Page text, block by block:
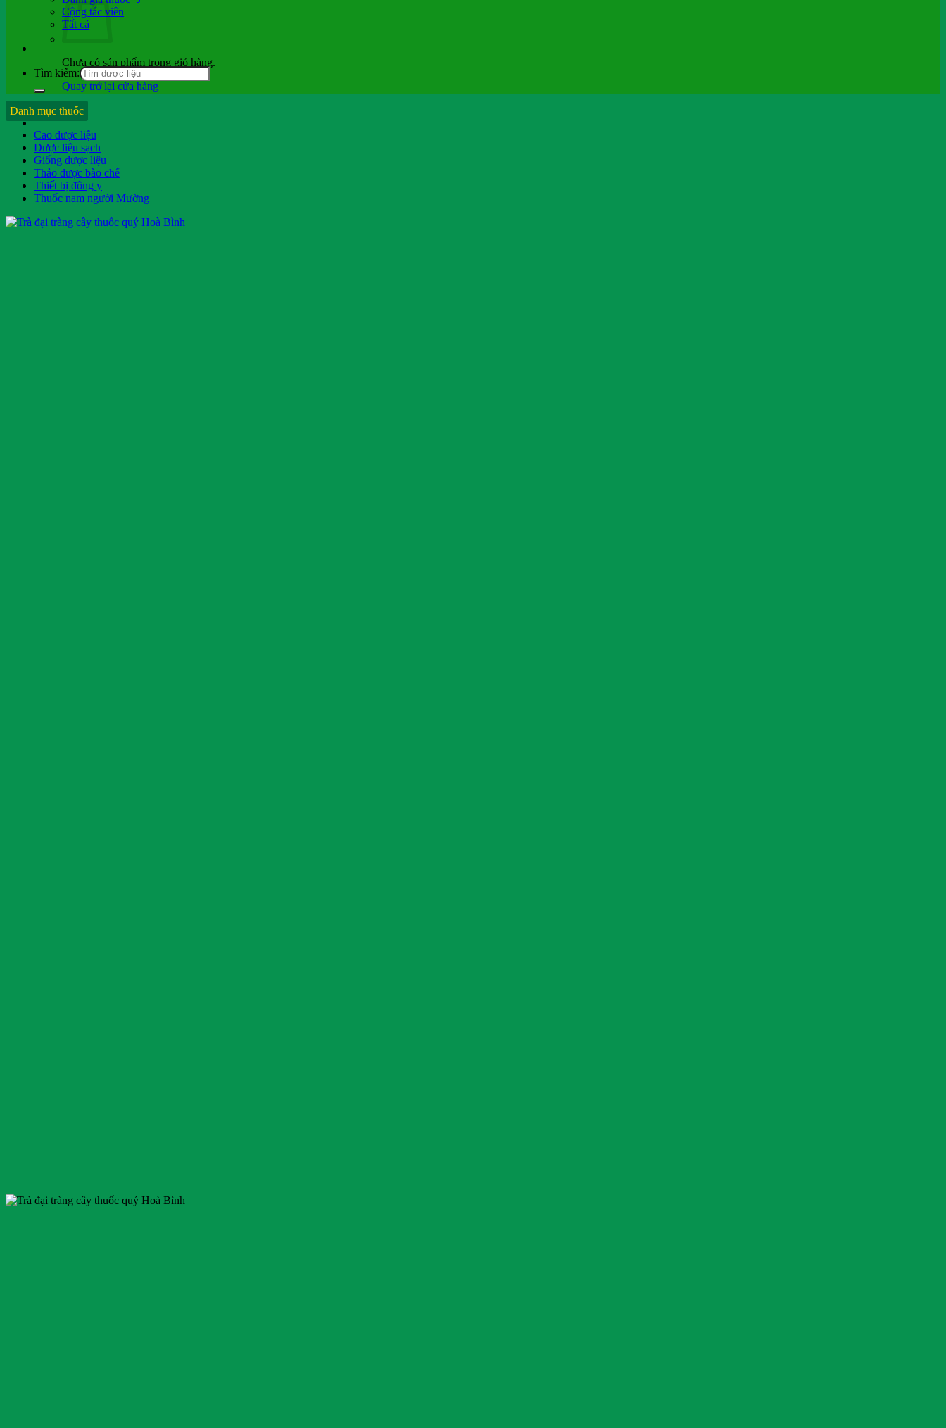
Chưa có sản phẩm trong giỏ hàng.
Quay trở lại cửa hàng
Hỏi b.sĩ
Cộng tác viên
Tất cả
Tìm kiếm:
Danh mục thuốc
Cao dược liệu
Dược liệu sạch
Giống dược liệu
Thảo dược bào chế
Thiết bị đông y
Thuốc nam người Mường